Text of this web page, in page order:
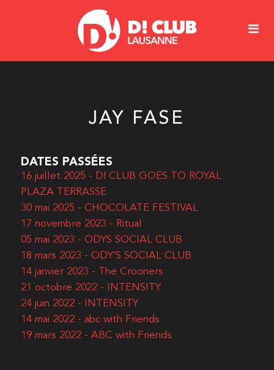
JAY FASE
DATES PASSÉES
16 juillet 2025 - D! CLUB GOES TO ROYAL
PLAZA TERRASSE
30 mai 2025 - CHOCOLATE FESTIVAL
17 novembre 2023 - Ritual
05 mai 2023 - ODYS SOCIAL CLUB
18 mars 2023 - ODY’S SOCIAL CLUB
14 janvier 2023 - The Crooners
21 octobre 2022 - INTENSITY
24 juin 2022 - INTENSITY
14 mai 2022 - abc with Friends
19 mars 2022 - ABC with Friends